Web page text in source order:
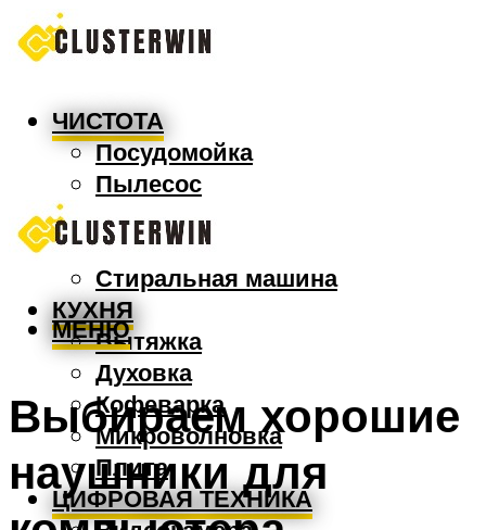
ЧИСТОТА
Посудомойка
Пылесос
Утюг
Швабра
Стиральная машина
КУХНЯ
Вытяжка
Духовка
Кофеварка
Микроволновка
Плита
ЦИФРОВАЯ ТЕХНИКА
МЕНЮ
Выбираем хорошие
наушники для